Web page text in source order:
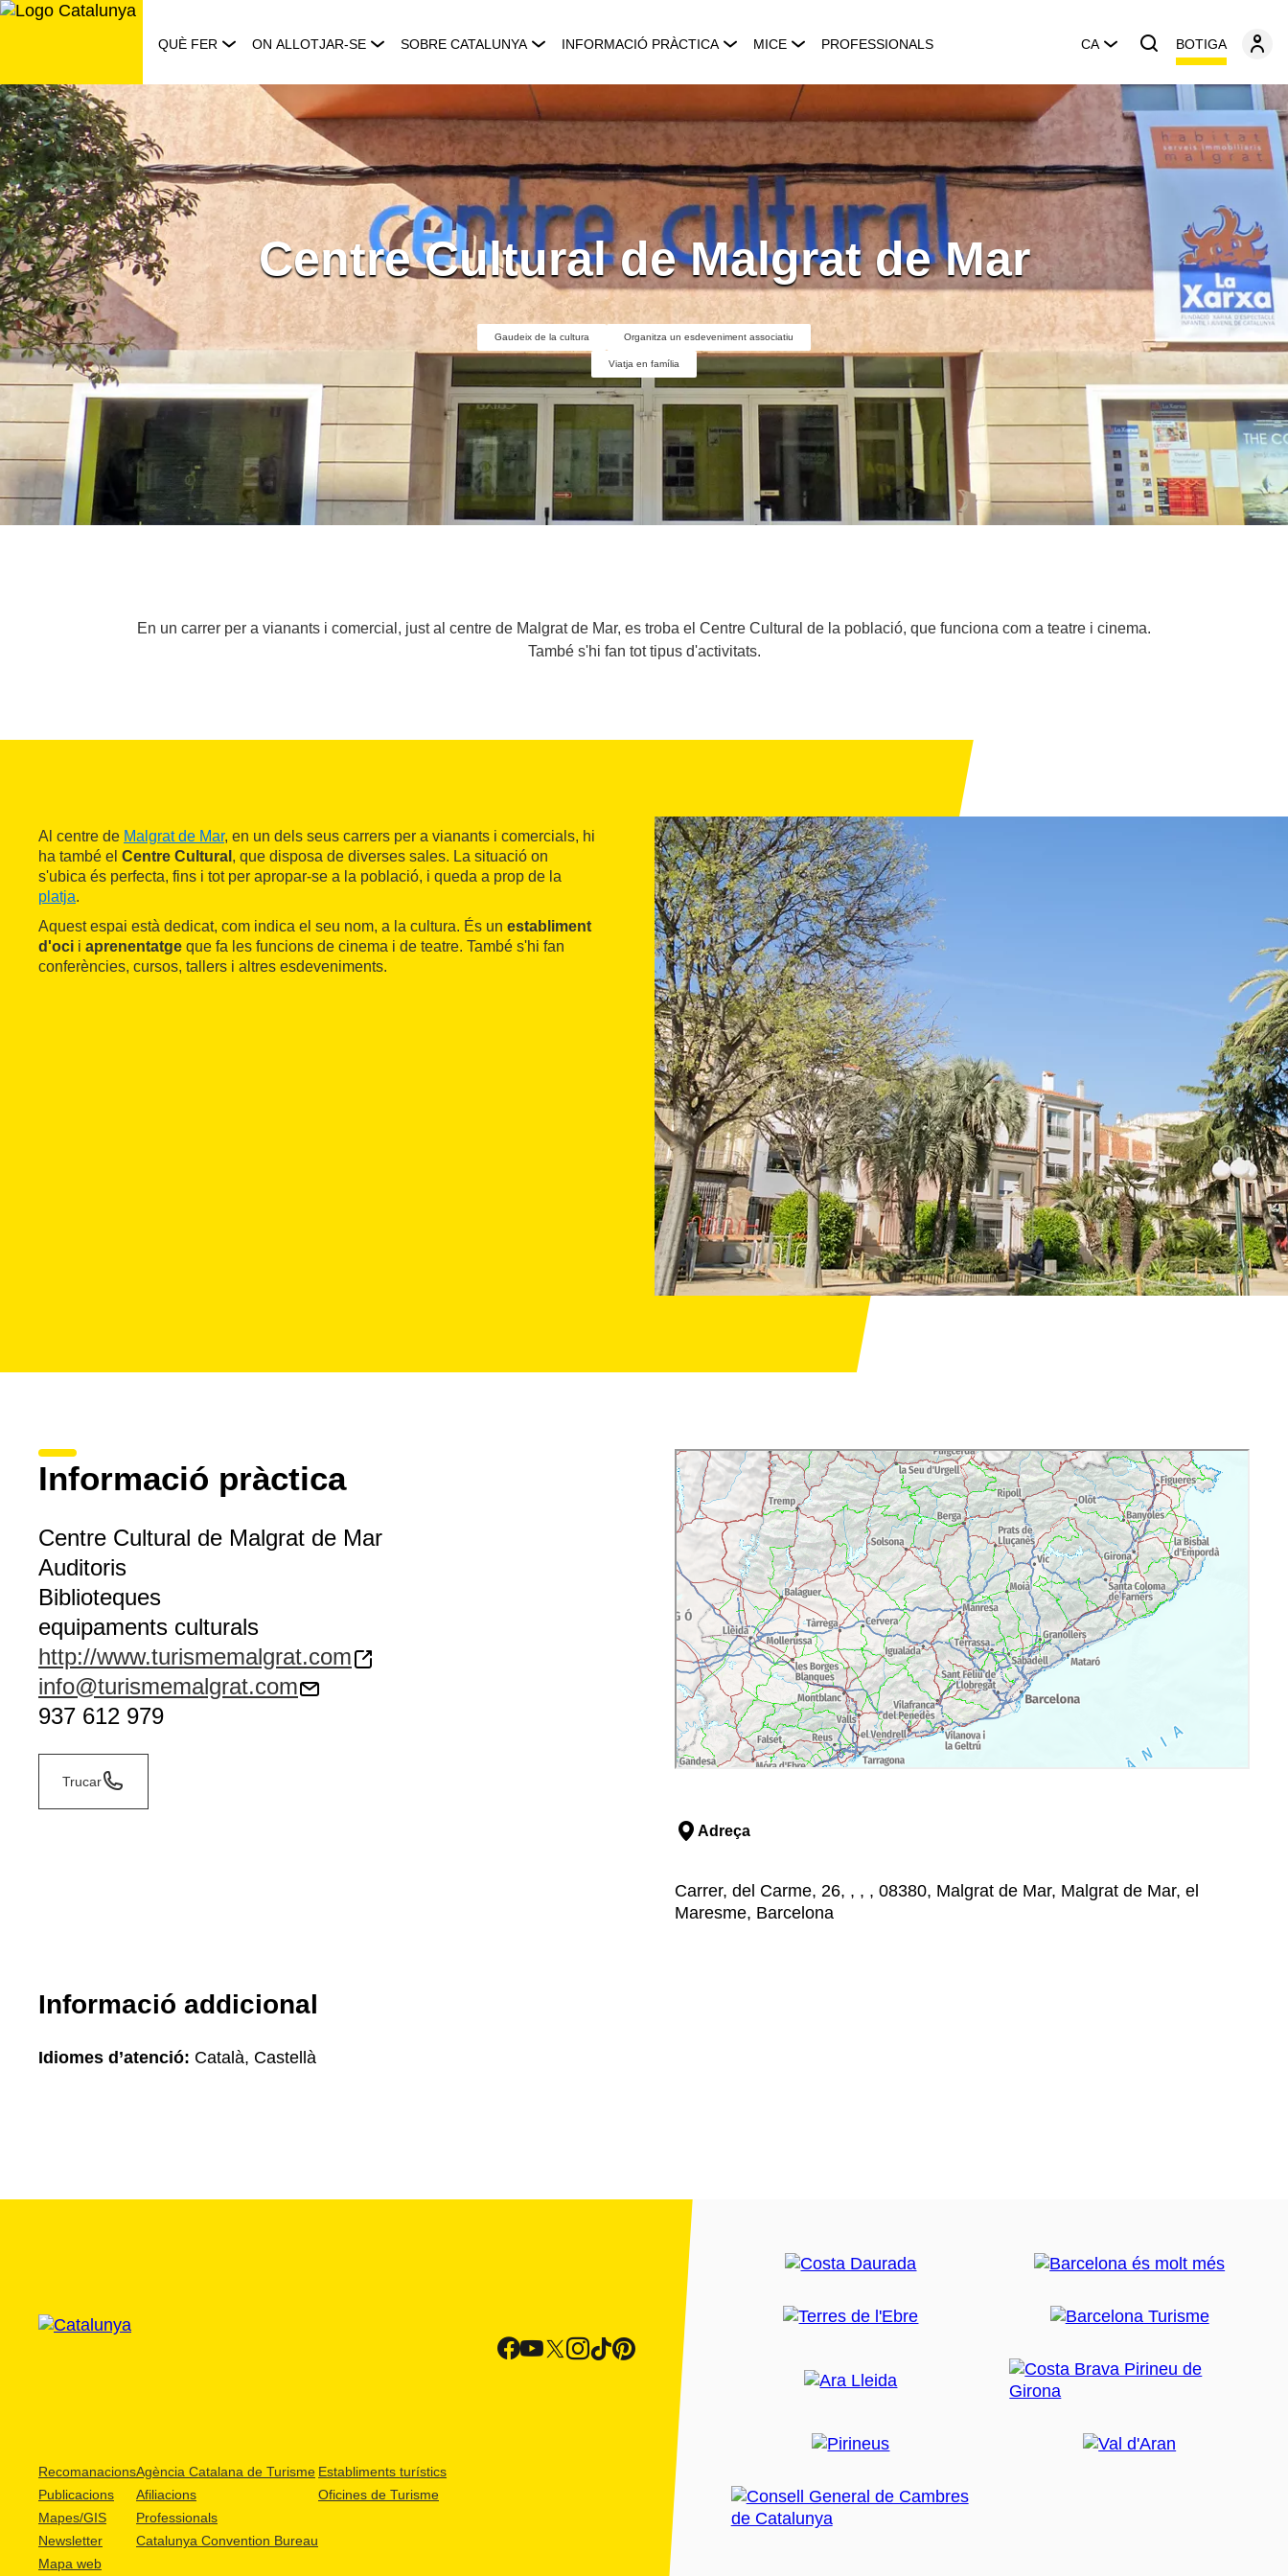
Saltar
QUÈ FER ON ALLOTJAR-SE SOBRE CATALUNYA INFORMACIÓ PRÀCTICA MICE PROFESSIONALS CA BOTIGA
Centre Cultural de Malgrat de Mar
Gaudeix de la cultura Organitza un esdeveniment associatiu
Viatja en família
En un carrer per a vianants i comercial, just al centre de Malgrat de Mar, es troba el Centre Cultural de la població, que funciona com a teatre i cinema.
També s'hi fan tot tipus d'activitats.
Al centre de Malgrat de Mar, en un dels seus carrers per a vianants i comercials, hi
ha també el Centre Cultural , que disposa de diverses sales. La situació on
s'ubica és perfecta, fins i tot per apropar-se a la població, i queda a prop de la
platja.
Aquest espai està dedicat, com indica el seu nom, a la cultura. És un establiment
d'oci i aprenentatge que fa les funcions de cinema i de teatre. També s'hi fan
conferències, cursos, tallers i altres esdeveniments.
Informació pràctica
Centre Cultural de Malgrat de Mar
Auditoris
Biblioteques
equipaments culturals
http://www.turismemalgrat.com
info@turismemalgrat.com
937 612 979
Trucar
Adreça
Carrer, del Carme, 26, , , , 08380, Malgrat de Mar, Malgrat de Mar, el
Maresme, Barcelona
Informació addicional
Idiomes d’atenció: Català, Castellà
Recomanacions
Publicacions
Mapes/GIS
Newsletter
Mapa web
Agència Catalana de Turisme
Afiliacions
Professionals
Catalunya Convention Bureau
Establiments turístics
Oficines de Turisme